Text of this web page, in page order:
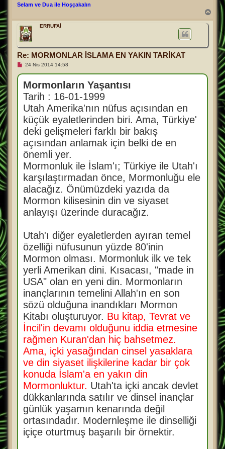
Selam ve Dua ile Hoşçakalın
ERRUFAİ
Re: MORMONLAR İSLAMA EN YAKIN TARİKAT
O
u
n
m
a
m
ı
ş
m
e
s
a
j
24 Nis 2014 14:58
Mormonların Yaşantısı
Tarih : 16-01-1999
Utah Amerika'nın nüfus açısından en
küçük eyaletlerinden biri. Ama, Türkiye'
deki gelişmeleri farklı bir bakış
açısından anlamak için belki de en
önemli yer.
Mormonluk ile İslam'ı; Türkiye ile Utah'ı
karşılaştırmadan önce, Mormonluğu ele
alacağız. Önümüzdeki yazıda da
Mormon kilisesinin din ve siyaset
anlayışı üzerinde duracağız.
Utah'ı diğer eyaletlerden ayıran temel
özelliği nüfusunun yüzde 80'inin
Mormon olması. Mormonluk ilk ve tek
yerli Amerikan dini. Kısacası, "made in
USA" olan en yeni din. Mormonların
inançlarının temelini Allah'ın en son
sözü olduğuna inandıkları Mormon
Kitabı oluşturuyor. Bu kitap, Tevrat ve
İncil'in devamı olduğunu iddia etmesine
rağmen Kuran'dan hiç bahsetmez.
Ama, içki yasağından cinsel yasaklara
ve din siyaset ilişkilerine kadar bir çok
konuda İslam'a en yakın din
Mormonluktur. Utah'ta içki ancak devlet
dükkanlarında satılır ve dinsel inançlar
günlük yaşamın kenarında değil
ortasındadır. Modernleşme ile dinselliği
içiçe oturtmuş başarılı bir örnektir.